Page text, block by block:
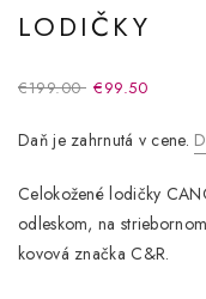
LODIČKY
€199.00 €99.50
Daň je zahrnutá v cene.
Celokožené lodičky
odleskom, na
kovová značka C&R.